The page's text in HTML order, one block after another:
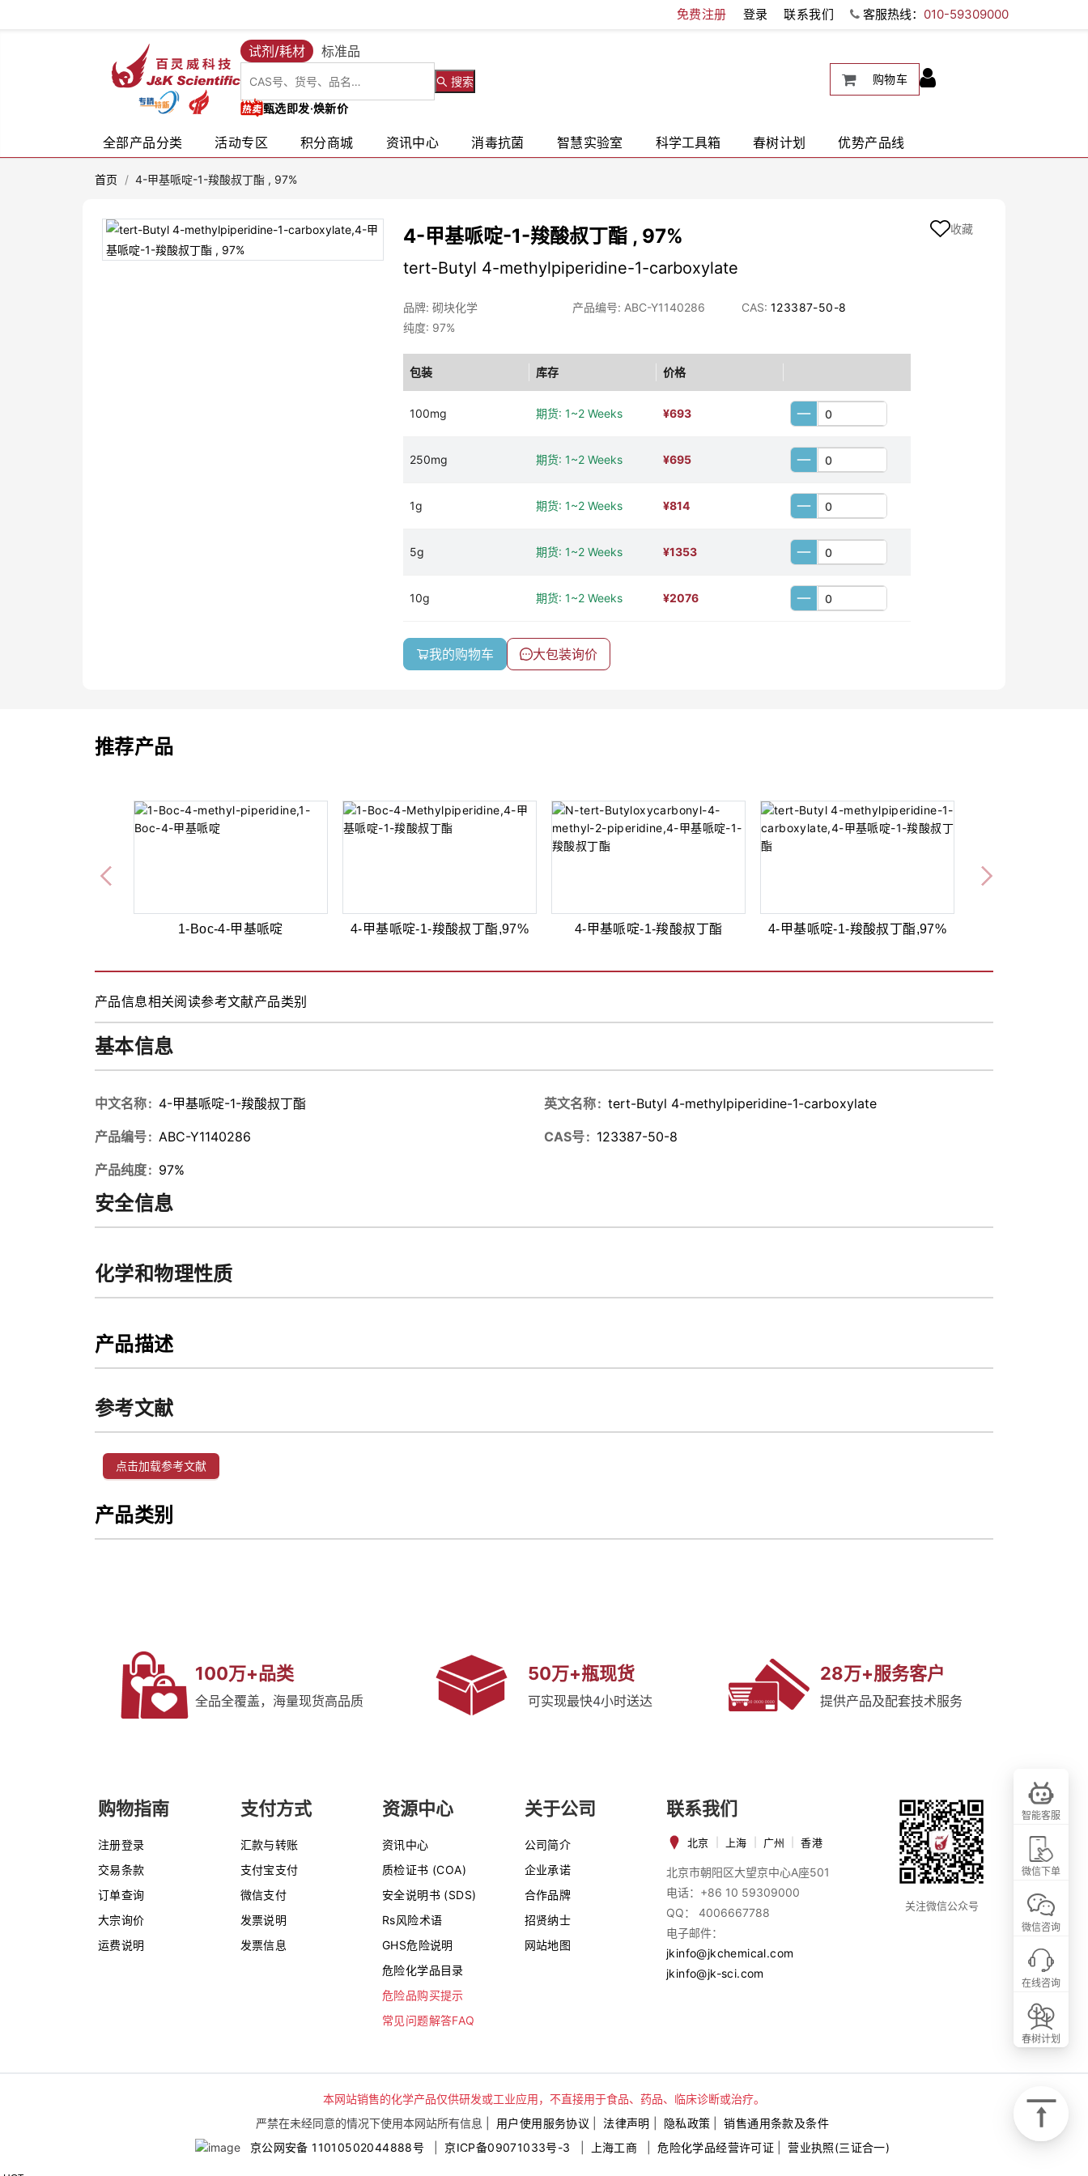
免费注册 登录 联系我们 客服热线： 010-59309000
试剂/耗材 标准品
搜索
甄选即发·焕新价
购物车
全部产品分类 活动专区 积分商城 资讯中心 消毒抗菌 智慧实验室 科学工具箱 春树计划 优势产品线
首页 / 4-甲基哌啶-1-羧酸叔丁酯 , 97%
4-甲基哌啶-1-羧酸叔丁酯 , 97%
tert-Butyl 4-methylpiperidine-1-carboxylate
品牌: 砌块化学 产品编号: ABC-Y1140286 CAS: 123387-50-8
纯度: 97%
包装 库存 价格
100mg 期货: 1~2 Weeks ¥693
250mg 期货: 1~2 Weeks ¥695
1g 期货: 1~2 Weeks ¥814
5g 期货: 1~2 Weeks ¥1353
10g 期货: 1~2 Weeks ¥2076
我的购物车 大包装询价
收藏
推荐产品
1-Boc-4-甲基哌啶 4-甲基哌啶-1-羧酸叔丁酯,97% 4-甲基哌啶-1-羧酸叔丁酯 4-甲基哌啶-1-羧酸叔丁酯,97%
产品信息相关阅读参考文献产品类别
基本信息
中文名称 4-甲基哌啶-1-羧酸叔丁酯 英文名称 tert-Butyl 4-methylpiperidine-1-carboxylate
产品编号 ABC-Y1140286 CAS号 123387-50-8
产品纯度 97%
安全信息
化学和物理性质
产品描述
参考文献
点击加载参考文献
产品类别
100万+品类
全品全覆盖，海量现货高品质
50万+瓶现货
可实现最快4小时送达
28万+服务客户
提供产品及配套技术服务
购物指南
注册登录
交易条款
订单查询
大宗询价
运费说明
支付方式
汇款与转账
支付宝支付
微信支付
发票说明
发票信息
资源中心
资讯中心
质检证书 (COA)
安全说明书 (SDS)
Rs风险术语
GHS危险说明
危险化学品目录
危险品购买提示
常见问题解答FAQ
关于公司
公司简介
企业承诺
合作品牌
招贤纳士
网站地图
联系我们
北京 上海 广州 香港
北京市朝阳区大望京中心A座501
电话：+86 10 59309000
QQ： 4006667788
电子邮件：
jkinfo@jkchemical.com
jkinfo@jk-sci.com
关注微信公众号
本网站销售的化学产品仅供研发或工业应用，不直接用于食品、药品、临床诊断或治疗。
严禁在未经同意的情况下使用本网站所有信息 |
用户使用服务协议 法律声明 隐私政策
销售通用条款及条件
京公网安备 11010502044888号
京ICP备09071033号-3 上海工商 危险化学品经营许可证 营业执照(三证合一)
智能客服
微信下单
微信咨询
在线咨询
春树计划